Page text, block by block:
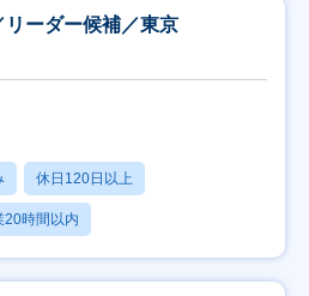
ーダー候補／東京
休日120日以上
20時間以内